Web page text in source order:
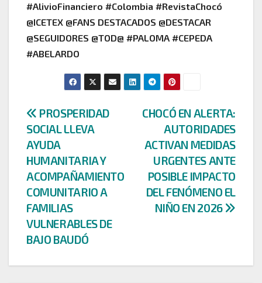
#AlivioFinanciero #Colombia #RevistaChocó
@ICETEX @FANS DESTACADOS @DESTACAR
@SEGUIDORES @TOD@ #PALOMA #CEPEDA
#ABELARDO
Navegación
de
entradas
CHOCÓ EN ALERTA:
AUTORIDADES
ACTIVAN MEDIDAS
URGENTES ANTE
POSIBLE IMPACTO
DEL FENÓMENO EL
NIÑO EN 2026
PROSPERIDAD
SOCIAL LLEVA
AYUDA
HUMANITARIA Y
ACOMPAÑAMIENTO
COMUNITARIO A
FAMILIAS
VULNERABLES DE
BAJO BAUDÓ